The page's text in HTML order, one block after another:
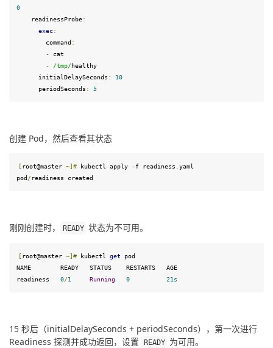
0
    readinessProbe
:
exec:
command :
- cat
-
/tmp/healthy
      initialDelaySeconds
:
10
      periodSeconds
: 5
创建 Pod，然后查看其状态
[root@master ~] # kubectl apply -f readiness
yaml
pod/readiness created
刚刚创建时， READY 状态为不可用。
[root@master ~] # kubectl get pod
NAME        READY   STATUS    RESTARTS   AGE
readiness 0/1 Running 0 21 s
15 秒后（initialDelaySeconds + periodSeconds），第一次进行
Readiness 探测并成功返回，设置
READY 为可用。